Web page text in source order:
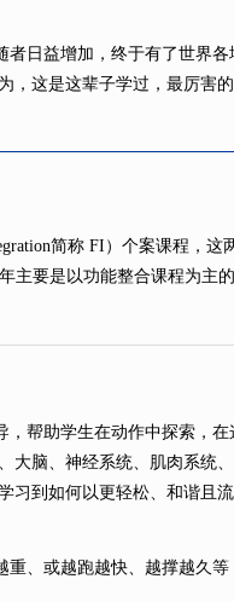
日益增加，终于有了世界各
，这是这辈子学过，最厉害的
简称 FI）个案课程，这
要是以功能整合课程为主的
帮助学生在动作中探索，在
大脑、神经系统、肌肉系统
习到如何以更轻松、和谐且
、或越跑越快、越撑越久等